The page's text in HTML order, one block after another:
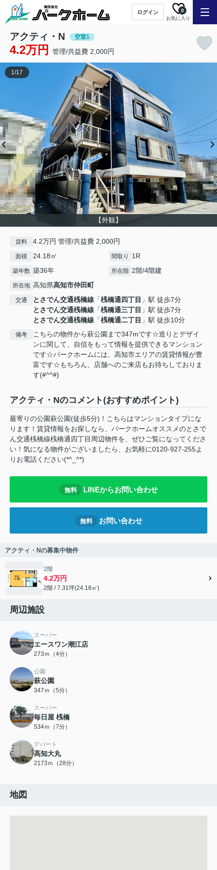
ログイン
お気に入り
0
アクティ・N 空室1
4.2万円 管理/共益費 2,000円
【外観】
1/17
賃料 4.2万円 管理/共益費 2,000円
面積 24.18㎡ 間取り 1R
築年数 築36年 所在階 2階/4階建
所在地 高知県高知市仲田町
交通 とさでん交通桟橋線 「桟橋通四丁目 」駅 徒歩7分
とさでん交通桟橋線 「桟橋通三丁目 」駅 徒歩7分
とさでん交通桟橋線 「桟橋通二丁目 」駅 徒歩10分
備考
こちらの物件から萩公園まで347mです☆造りとデザイ
ンに関して、自信をもって情報を提供できるマンション
です☆パークホームには、高知市エリアの賃貸情報が豊
富です☆もちろん、店舗へのご来店もお待ちしておりま
す(#^^#)
アクティ・Nのコメント(おすすめポイント)
最寄りの公園萩公園(徒歩5分)！こちらはマンションタイプにな
ります！賃貸情報をお探しなら、パークホームオススメのとさで
ん交通桟橋線桟橋通四丁目周辺物件を、ぜひご覧になってくださ
い！気になる物件がございましたら、お気軽に0120-927-255よ
りお電話ください(*^_^*)
無料 LINEからお問い合わせ
無料 お問い合わせ
アクティ・Nの募集中物件
2階
4.2万円
2階 / 7.31坪(24.18㎡)
周辺施設
スーパー
エースワン潮江店
273ｍ（4分）
公園
萩公園
347ｍ（5分）
スーパー
毎日屋 桟橋
534ｍ（7分）
デパート
高知大丸
2173ｍ（28分）
地図